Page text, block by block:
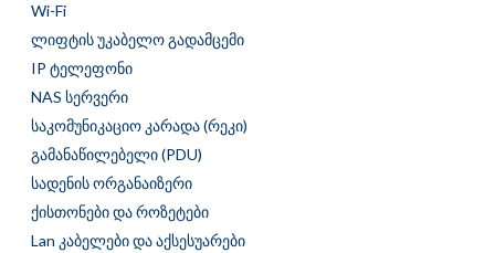
Wi-Fi
ლიფტის უკაბელო გადამცემი
IP ტელეფონი
NAS სერვერი
საკომუნიკაციო კარადა (რეკი)
გამანაწილებელი (PDU)
სადენის ორგანაიზერი
ქისთონები და როზეტები
Lan კაბელები და აქსესუარები